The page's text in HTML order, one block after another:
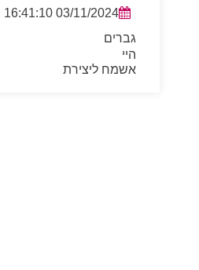
03/11/2024 16:41:10
גברים
היי
אשמח ליצירת